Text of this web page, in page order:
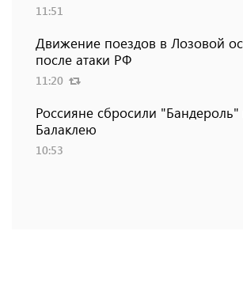
11:51
Движение поездов в Лозовой
после атаки РФ
11:20
Россияне сбросили "Бандероль"
Балаклею
10:53